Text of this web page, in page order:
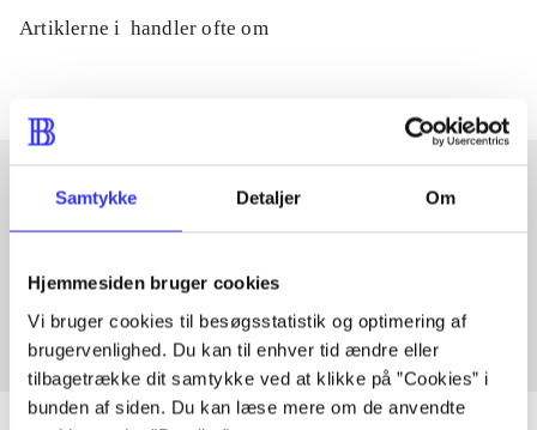
Samtykke Detaljer Om
Hjemmesiden bruger cookies
Vi bruger cookies til besøgsstatistik og optimering af
brugervenlighed. Du kan til enhver tid ændre eller
tilbagetrække dit samtykke ved at klikke på ”Cookies” i
bunden af siden. Du kan læse mere om de anvendte
Artiklerne i handler ofte om
Artikler med samme emner
Fra